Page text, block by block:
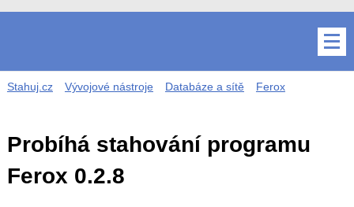
Stahuj.cz Vývojové nástroje Databáze a sítě Ferox
Probíhá stahování programu
Ferox 0.2.8